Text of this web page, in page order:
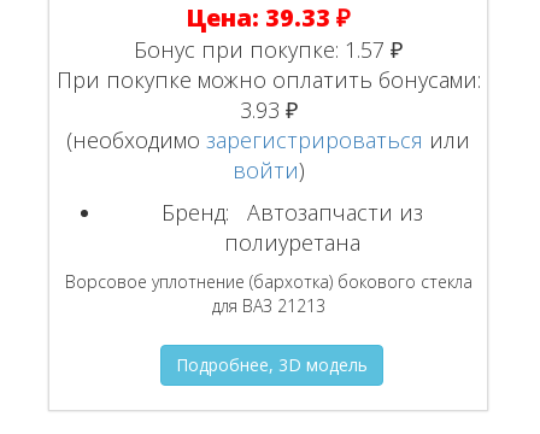
Цена: 39.33 ₽
Бонус при покупке: 1.57 ₽
При покупке можно оплатить бонусами:
3.93 ₽
(необходимозарегистрироваться или
войти)
Бренд:
Автозапчасти из
полиуретана
Ворсовое уплотнение (бархотка) бокового стекла
для ВАЗ 21213
Подробнее, 3D модель